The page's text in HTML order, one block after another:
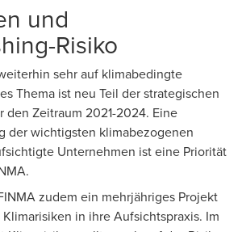
und
Risiko
sehr auf klimabedingte
Thema ist neu Teil der strategischen
den Zeitraum 2021-2024. Eine
der wichtigsten klimabezogenen
Unternehmen ist eine Priorität
zudem ein mehrjähriges Projekt
in ihre Aufsichtspraxis. Im